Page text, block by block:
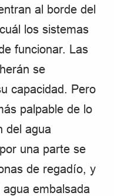
al borde del
los sistemas
funcionar. Las
se
capacidad. Pero
palpable de lo
del agua
una parte se
de regadío, y
embalsada